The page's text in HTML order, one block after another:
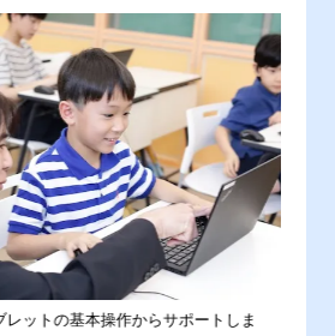
ットの基本操作からサポートしま